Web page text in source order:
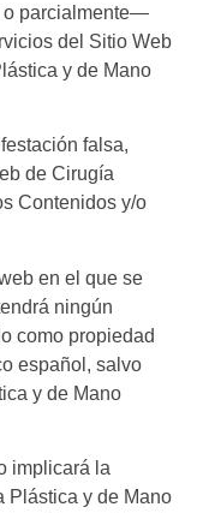
o parcialmente—
del Sitio Web
y de Mano
falsa,
de Cirugía
Contenidos y/o
en el que se
ningún
como propiedad
español, salvo
y de Mano
implicará la
Plástica y de Mano